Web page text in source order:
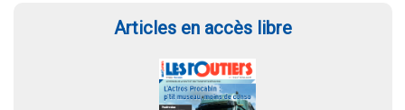
Articles en accès libre